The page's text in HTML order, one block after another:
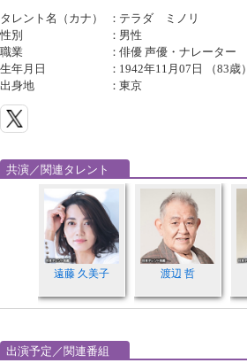
タレント名（カナ） ： テラダ ミノリ
性別
： 男性
職業
：俳優 声優・ナレーター
生年月日
： 1942年11月07日 （83歳）
出身地
：東京
共演／関連タレント
遠藤 久美子 渡辺 哲
出演予定／関連番組